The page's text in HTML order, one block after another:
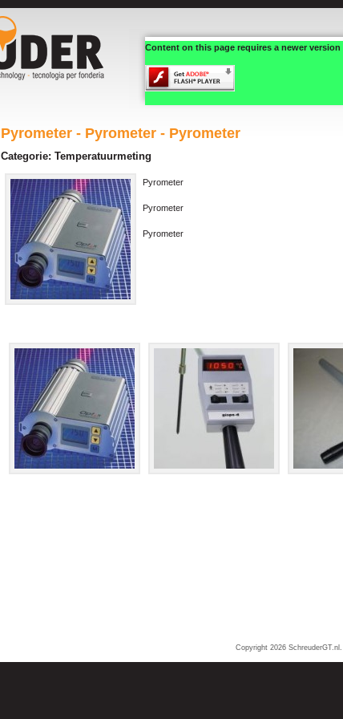
Content on this page requires a newer version
Pyrometer - Pyrometer - Pyrometer
Categorie: Temperatuurmeting
Pyrometer
Pyrometer
Pyrometer
Copyright 2026 SchreuderGT.nl .